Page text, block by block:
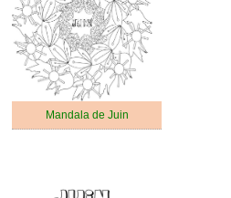
Mandala de Juin